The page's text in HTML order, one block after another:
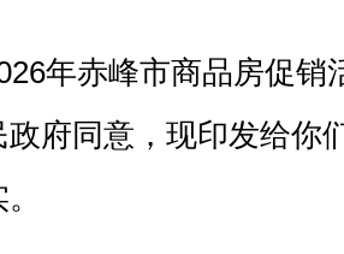
年赤峰市商品房促
政府同意，现印发给你